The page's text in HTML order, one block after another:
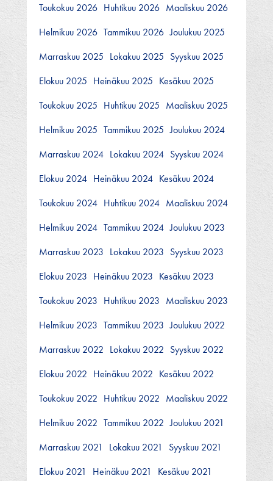
Toukokuu 2026 Huhtikuu 2026 Maaliskuu 2026
Helmikuu 2026 Tammikuu 2026 Joulukuu 2025
Marraskuu 2025 Lokakuu 2025 Syyskuu 2025
Elokuu 2025 Heinäkuu 2025 Kesäkuu 2025
Toukokuu 2025 Huhtikuu 2025 Maaliskuu 2025
Helmikuu 2025 Tammikuu 2025 Joulukuu 2024
Marraskuu 2024 Lokakuu 2024 Syyskuu 2024
Elokuu 2024 Heinäkuu 2024 Kesäkuu 2024
Toukokuu 2024 Huhtikuu 2024 Maaliskuu 2024
Helmikuu 2024 Tammikuu 2024 Joulukuu 2023
Marraskuu 2023 Lokakuu 2023 Syyskuu 2023
Elokuu 2023 Heinäkuu 2023 Kesäkuu 2023
Toukokuu 2023 Huhtikuu 2023 Maaliskuu 2023
Helmikuu 2023 Tammikuu 2023 Joulukuu 2022
Marraskuu 2022 Lokakuu 2022 Syyskuu 2022
Elokuu 2022 Heinäkuu 2022 Kesäkuu 2022
Toukokuu 2022 Huhtikuu 2022 Maaliskuu 2022
Helmikuu 2022 Tammikuu 2022 Joulukuu 2021
Marraskuu 2021
Lokakuu 2021
Syyskuu 2021
Elokuu 2021
Heinäkuu 2021
Kesäkuu 2021